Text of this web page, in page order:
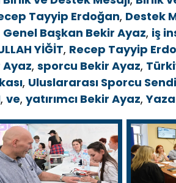
Tayyip Erdoğan, Destek
Genel Başkan Bekir Ayaz, iş
YİĞİT, Recep Tayyip
, sporcu Bekir Ayaz,
, Uluslararası Sporcu
, ve, yatırımcı Bekir Ayaz,